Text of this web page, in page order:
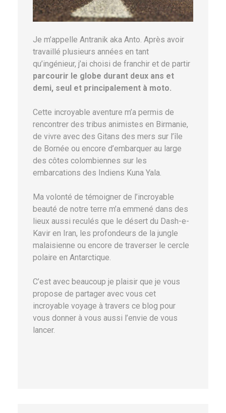
Je m’appelle Antranik aka Anto. Après avoir
travaillé plusieurs années en tant
qu’ingénieur, j’ai choisi de franchir et de partir
parcourir le globe durant deux ans et
demi, seul et principalement à moto.
Cette incroyable aventure m’a permis de
rencontrer des tribus animistes en Birmanie,
de vivre avec des Gitans des mers sur l’île
de Bornée ou encore d’embarquer au large
des côtes colombiennes sur les
embarcations des Indiens Kuna Yala.
Ma volonté de témoigner de l’incroyable
beauté de notre terre m’a emmené dans des
lieux aussi reculés que le désert du Dash-e-
Kavir en Iran, les profondeurs de la jungle
malaisienne ou encore de traverser le cercle
polaire en Antarctique.
C’est avec beaucoup je plaisir que je vous
propose de partager avec vous cet
incroyable voyage à travers ce blog pour
vous donner à vous aussi l’envie de vous
lancer.